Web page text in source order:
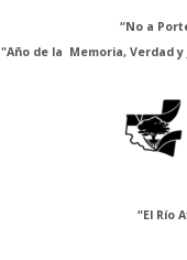
“No a
"Año de la Memoria, Verdad
“El Río